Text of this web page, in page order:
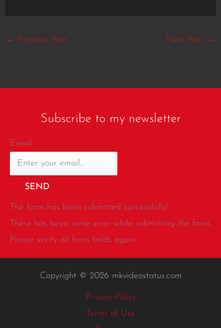
← Previous Post Next Post →
Subscribe to my newsletter
Email
SEND
The form has been submitted successfully!
There has been some error while submitting the form.
Please verify all form fields again.
Copyright © 2026 mkvideostatus.com
Privacy Policy
Terms of Use